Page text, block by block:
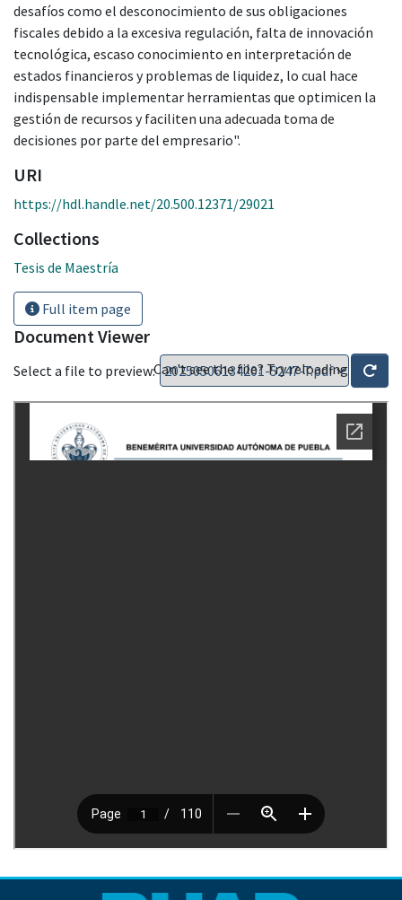
desafíos como el desconocimiento de sus obligaciones
fiscales debido a la excesiva regulación, falta de innovación
tecnológica, escaso conocimiento en interpretación de
estados financieros y problemas de liquidez, lo cual hace
indispensable implementar herramientas que optimicen la
gestión de recursos y faciliten una adecuada toma de
decisiones por parte del empresario".
URI
https://hdl.handle.net/20.500.12371/29021
Collections
Tesis de Maestría
Full item page
Document Viewer
Select a file to preview:Can't see the file? Try reloading